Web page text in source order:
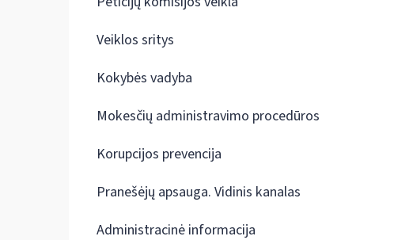
Veiklos sritys
Kokybės vadyba
Mokesčių administravimo procedūros
Korupcijos prevencija
Pranešėjų apsauga. Vidinis kanalas
Administracinė informacija